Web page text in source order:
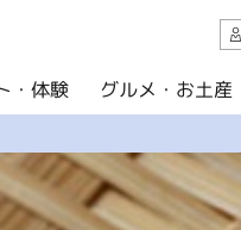
ブログ
グルメ・お土産
イベント
・体験 グルメ・お土産